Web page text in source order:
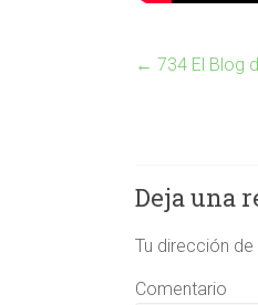
← 734 El Blog
Deja una
Tu dirección
Comentario